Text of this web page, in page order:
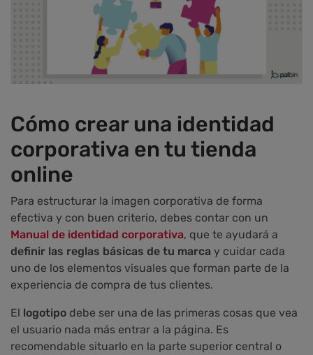
Cómo crear una identidad
corporativa en tu tienda
online
Para estructurar la imagen corporativa de forma
efectiva y con buen criterio, debes contar con un
Manual de identidad corporativa, que te ayudará a
definir las reglas básicas de tu marca y cuidar cada
uno de los elementos visuales que forman parte de la
experiencia de compra de tus clientes.
El logotipo debe ser una de las primeras cosas que vea
el usuario nada más entrar a la página. Es
recomendable situarlo en la parte superior central o